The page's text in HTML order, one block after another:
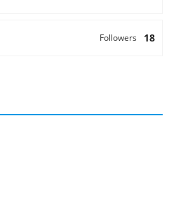
18
Followers